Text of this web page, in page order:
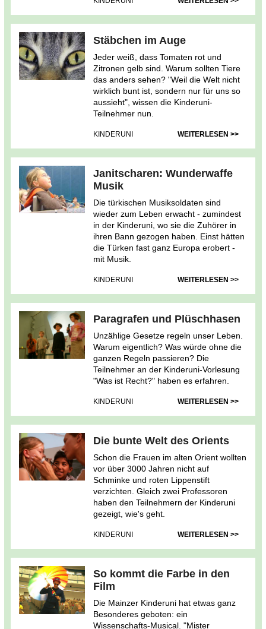
Stäbchen im Auge
Jeder weiß, dass Tomaten rot und
Zitronen gelb sind. Warum sollten Tiere
das anders sehen? "Weil die Welt nicht
wirklich bunt ist, sondern nur für uns so
aussieht", wissen die Kinderuni-
Teilnehmer nun.
KINDERUNI WEITERLESEN >>
Janitscharen: Wunderwaffe
Musik
Die türkischen Musiksoldaten sind
wieder zum Leben erwacht - zumindest
in der Kinderuni, wo sie die Zuhörer in
ihren Bann gezogen haben. Einst hätten
die Türken fast ganz Europa erobert -
mit Musik.
KINDERUNI WEITERLESEN >>
Paragrafen und Plüschhasen
Unzählige Gesetze regeln unser Leben.
Warum eigentlich? Was würde ohne die
ganzen Regeln passieren? Die
Teilnehmer an der Kinderuni-Vorlesung
"Was ist Recht?" haben es erfahren.
KINDERUNI WEITERLESEN >>
Die bunte Welt des Orients
Schon die Frauen im alten Orient wollten
vor über 3000 Jahren nicht auf
Schminke und roten Lippenstift
verzichten. Gleich zwei Professoren
haben den Teilnehmern der Kinderuni
gezeigt, wie's geht.
KINDERUNI WEITERLESEN >>
So kommt die Farbe in den
Film
Die Mainzer Kinderuni hat etwas ganz
Besonderes geboten: ein
Wissenschafts-Musical. "Mister